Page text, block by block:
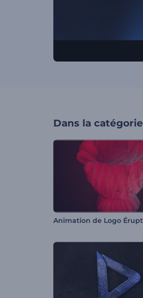
Dans la catégorie